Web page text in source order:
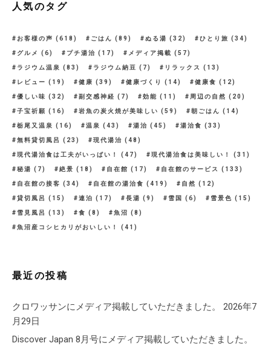
人気のタグ
お客様の声 (618) ごはん (89) ぬる湯 (32) ひとり旅 (34)
グルメ (6) プチ湯治 (17) メディア掲載 (57)
ラジウム温泉 (83) ラジウム納豆 (7) リラックス (13)
レビュー (19) 健康 (39) 健康づくり (14) 健康食 (12)
優しい味 (32) 副交感神経 (7) 効能 (11) 周辺の自然 (20)
子宝祈願 (16) 岩魚の炭火焼が美味しい (59) 朝ごはん (14)
栃尾又温泉 (16) 温泉 (43) 湯治 (45) 湯治食 (33)
無料貸切風呂 (23) 現代湯治 (48)
現代湯治食は工夫がいっぱい！ (47) 現代湯治食は美味しい！ (31)
秘湯 (7) 絶景 (18) 自在館 (17) 自在館のサービス (133)
自在館の接客 (34) 自在館の湯治食 (419) 自然 (12)
貸切風呂 (15) 連泊 (17) 長湯 (9) 雪国 (6) 雪景色 (15)
雪見風呂 (13) 食 (8) 魚沼 (8)
魚沼産コシヒカリがおいしい！ (41)
最近の投稿
クロワッサンにメディア掲載していただきました。
2026年7
月29日
Discover Japan 8月号にメディア掲載していただきました。